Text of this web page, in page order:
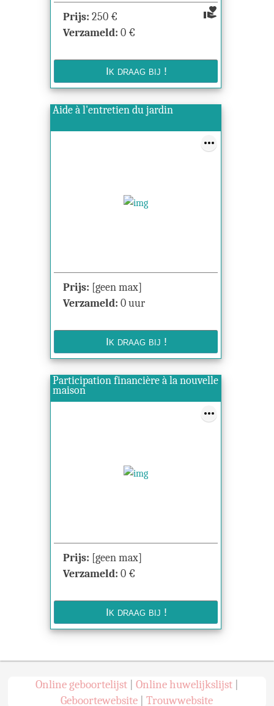
volunteer_activism
Prijs: 250 €
Verzameld: 0 €
Aide à l'entretien du jardin
Prijs: [geen max]
Verzameld: 0 uur
Participation financière à la nouvelle
maison
Prijs: [geen max]
Verzameld: 0 €
Online geboortelijst| Online huwelijkslijst|
Geboortewebsite |Trouwwebsite